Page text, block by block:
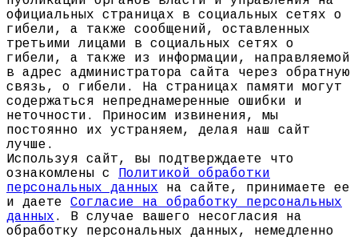
официальных страницах в социальных сетях о
гибели, а также сообщений, оставленных
третьими лицами в социальных сетях о
гибели, а также из информации, направляемой
в адрес администратора сайта через обратную
связь, о гибели. На страницах памяти могут
содержаться непреднамеренные ошибки и
неточности. Приносим извинения, мы
постоянно их устраняем, делая наш сайт
лучше.
Используя сайт, вы подтверждаете что
ознакомлены с Политикой обработки
персональных данных на сайте, принимаете ее
и даете Согласие на обработку персональных
данных . В случае вашего несогласия на
обработку персональных данных, немедленно